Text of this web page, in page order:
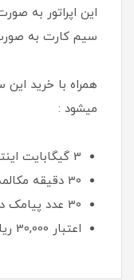
این اپراتور به
سیم کارت به
همراه با خرید
میشود :
3 گیگابایت اینترنت همراه
30 دقیقه مکالمه درون و برون شبکه
30 عدد پیامک درون و برون شبکه
اعتبار 30,000 ريالی